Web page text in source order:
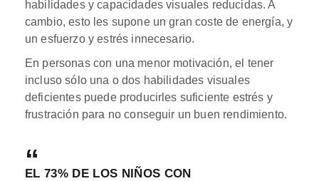
habilidades y capacidades visuales reducidas. A
cambio, esto les supone un gran coste de energía, y
un esfuerzo y estrés innecesario.
En personas con una menor motivación, el tener
incluso sólo una o dos habilidades visuales
deficientes puede producirles suficiente estrés y
frustración para no conseguir un buen rendimiento.
EL 73% DE LOS NIÑOS CON